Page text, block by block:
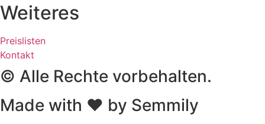
Weiteres
Preislisten
Kontakt
© Alle Rechte vorbehalten.
Made with ❤ by Semmily